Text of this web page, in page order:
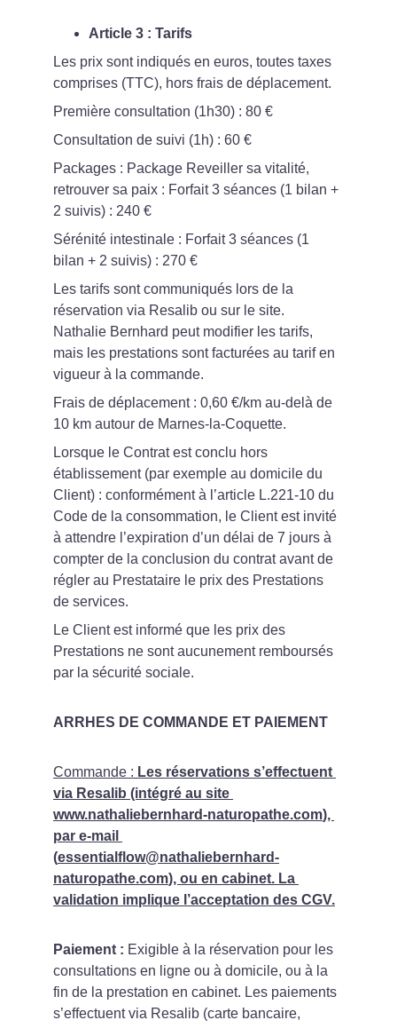
Article 3 : Tarifs
Les prix sont indiqués en euros, toutes taxes
comprises (TTC), hors frais de déplacement.
Première consultation (1h30) : 80 €
Consultation de suivi (1h) : 60 €
Packages : Package Reveiller sa vitalité,
retrouver sa paix : Forfait 3 séances (1 bilan +
2 suivis) : 240 €
Sérénité intestinale : Forfait 3 séances (1
bilan + 2 suivis) : 270 €
Les tarifs sont communiqués lors de la
réservation via Resalib ou sur le site.
Nathalie Bernhard peut modifier les tarifs,
mais les prestations sont facturées au tarif en
vigueur à la commande.
Frais de déplacement : 0,60 €/km au-delà de
10 km autour de Marnes-la-Coquette.
Lorsque le Contrat est conclu hors
établissement (par exemple au domicile du
Client) : conformément à l’article L.221-10 du
Code de la consommation, le Client est invité
à attendre l’expiration d’un délai de 7 jours à
compter de la conclusion du contrat avant de
régler au Prestataire le prix des Prestations
de services.
Le Client est informé que les prix des
Prestations ne sont aucunement remboursés
par la sécurité sociale.
ARRHES DE COMMANDE ET PAIEMENT
Commande : Les réservations s’effectuent
via Resalib (intégré au site
www.nathaliebernhard-naturopathe.com),
par e-mail
(essentialflow@nathaliebernhard-
naturopathe.com), ou en cabinet. La
validation implique l’acceptation des CGV.
Paiement : Exigible à la réservation pour les
consultations en ligne ou à domicile, ou à la
fin de la prestation en cabinet. Les paiements
s’effectuent via Resalib (carte bancaire,